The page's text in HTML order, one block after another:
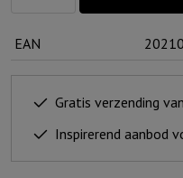
aantal
EAN
Gratis verzending
Inspirerend aanbod